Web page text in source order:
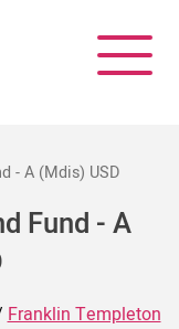
- A (Mdis) USD
Fund - A
Franklin Templeton